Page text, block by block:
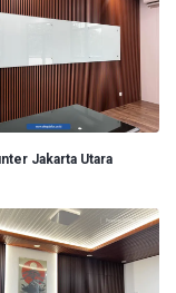
Jakarta Utara